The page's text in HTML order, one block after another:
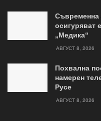
Съвременна
осигуряват
„Медика“
АВГУСТ 8, 2026
Похвална
намерен
Русе
АВГУСТ 8, 2026